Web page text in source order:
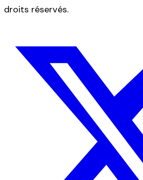
droits réservés.